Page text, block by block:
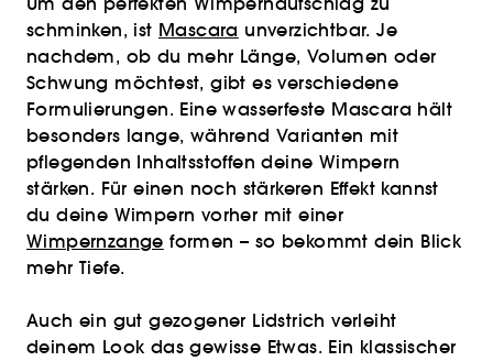
schminken, ist Mascara unverzichtbar. Je
nachdem, ob du mehr Länge, Volumen oder
Schwung möchtest, gibt es verschiedene
Formulierungen. Eine wasserfeste Mascara hält
besonders lange, während Varianten mit
pflegenden Inhaltsstoffen deine Wimpern
stärken. Für einen noch stärkeren Effekt kannst
du deine Wimpern vorher mit einer
Wimpernzange formen – so bekommt dein Blick
mehr Tiefe.
Auch ein gut gezogener Lidstrich verleiht
deinem Look das gewisse Etwas. Ein klassischer